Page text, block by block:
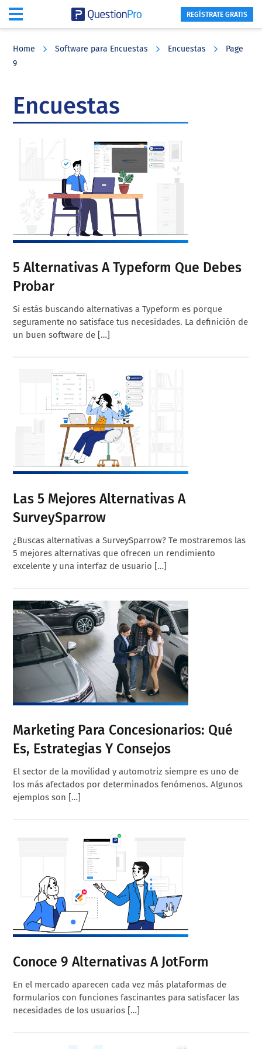
main
primary
footer
REGÍSTRATE GRATIS
Home Software para Encuestas Encuestas
Page
9
Encuestas
5 Alternativas A Typeform Que Debes
Probar
Si estás buscando alternativas a Typeform es porque
seguramente no satisface tus necesidades. La definición de
un buen software de […]
Las 5 Mejores Alternativas A
SurveySparrow
¿Buscas alternativas a SurveySparrow? Te mostraremos las
5 mejores alternativas que ofrecen un rendimiento
excelente y una interfaz de usuario […]
Marketing Para Concesionarios: Qué
Es, Estrategias Y Consejos
El sector de la movilidad y automotriz siempre es uno de
los más afectados por determinados fenómenos. Algunos
ejemplos son […]
Conoce 9 Alternativas A JotForm
En el mercado aparecen cada vez más plataformas de
formularios con funciones fascinantes para satisfacer las
necesidades de los usuarios […]